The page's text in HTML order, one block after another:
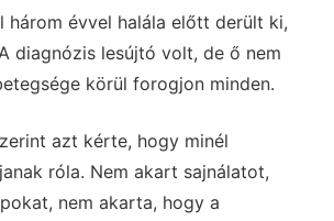
három évvel halála előtt derült ki,
diagnózis lesújtó volt, de ő nem
körül forogjon minden.
azt kérte, hogy minél
róla. Nem akart sajnálatot,
nem akarta, hogy a